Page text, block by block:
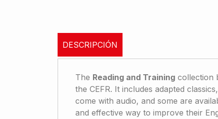
DESCRIPCIÓN
The Reading and Training collection
the CEFR. It includes adapted
come with audio, and some are
and effective way to improve their